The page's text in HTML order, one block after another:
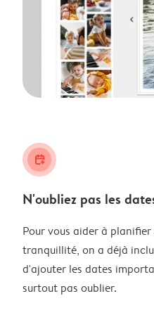
calendar_plus
N'oubliez pas les
Pour vous aider à
tranquillité, on a déjà
d'ajouter les dates
surtout pas oublier.